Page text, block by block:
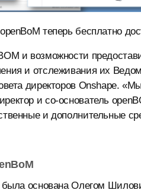
теперь бесплатно
и возможности
и отслеживания их
директоров Onshape.
и со-основатель
и дополнительные
была основана Олегом